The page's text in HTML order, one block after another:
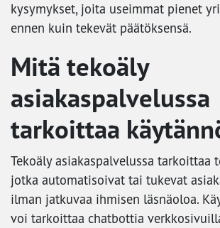
kysymykset, joita useimmat pienet
ennen kuin tekevät päätöksensä.
Mitä tekoäly
asiakaspalvelussa
tarkoittaa
Tekoäly asiakaspalvelussa tarkoittaa
jotka automatisoivat tai tukevat
ilman jatkuvaa ihmisen läsnäoloa.
voi tarkoittaa chatbottia